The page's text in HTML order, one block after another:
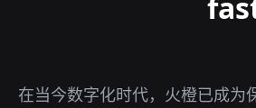
在当今数字化时代，火橙已成为